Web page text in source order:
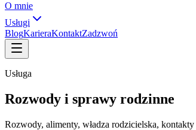
O mnie
Usługi
BlogKarieraKontaktZadzwoń
Usługa
Rozwody i sprawy rodzinne
Rozwody, alimenty, władza rodzicielska,